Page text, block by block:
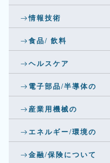
情報技術
食品/ 飲料
ヘルスケア
電子部品/半導体の
産業用機械の
エネルギー/環境の
金融/保険について